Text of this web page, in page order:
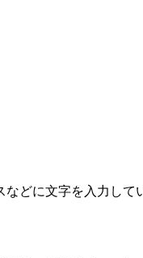
どに文字を入力して